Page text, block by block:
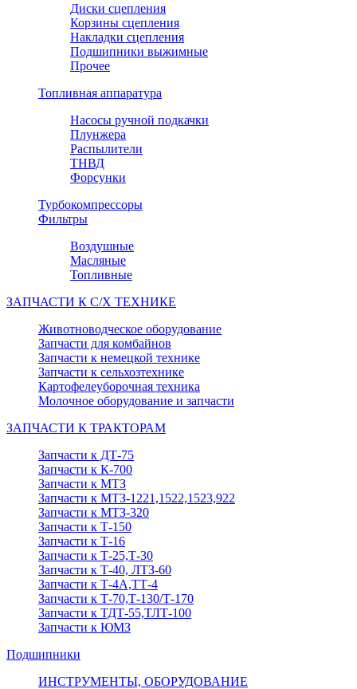
Диски сцепления
Корзины сцепления
Накладки сцепления
Подшипники выжимные
Прочее
Топливная аппаратура
Насосы ручной подкачки
Плунжера
Распылители
ТНВД
Форсунки
Турбокомпрессоры
Фильтры
Воздушные
Масляные
Топливные
ЗАПЧАСТИ К С/Х ТЕХНИКЕ
Животноводческое оборудование
Запчасти для комбайнов
Запчасти к немецкой технике
Запчасти к сельхозтехнике
Картофелеуборочная техника
Молочное оборудование и запчасти
ЗАПЧАСТИ К ТРАКТОРАМ
Запчасти к ДТ-75
Запчасти к К-700
Запчасти к МТЗ
Запчасти к МТЗ-1221,1522,1523,922
Запчасти к МТЗ-320
Запчасти к Т-150
Запчасти к Т-16
Запчасти к Т-25,Т-30
Запчасти к Т-40, ЛТЗ-60
Запчасти к Т-4А,ТТ-4
Запчасти к Т-70,Т-130/Т-170
Запчасти к ТДТ-55,ТЛТ-100
Запчасти к ЮМЗ
Подшипники
ИНСТРУМЕНТЫ, ОБОРУДОВАНИЕ